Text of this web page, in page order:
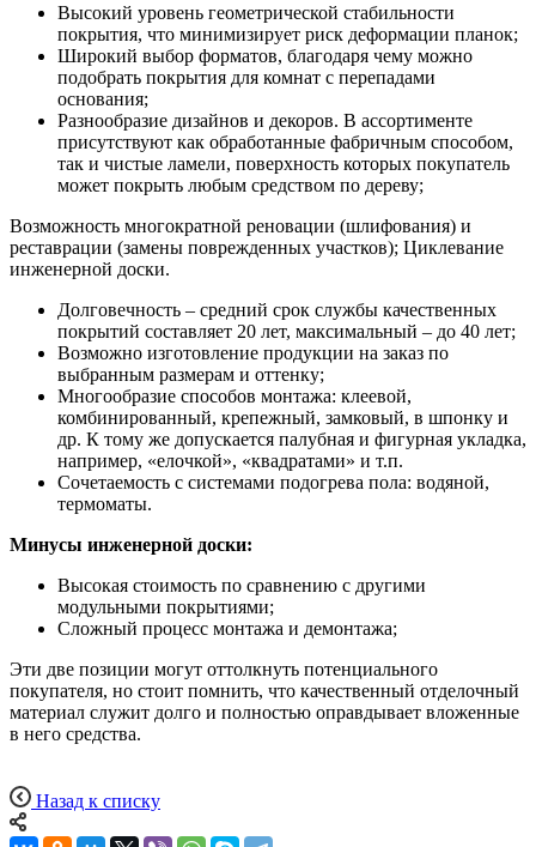
Высокий уровень геометрической стабильности
покрытия, что минимизирует риск деформации планок;
Широкий выбор форматов, благодаря чему можно
подобрать покрытия для комнат с перепадами
основания;
Разнообразие дизайнов и декоров. В ассортименте
присутствуют как обработанные фабричным способом,
так и чистые ламели, поверхность которых покупатель
может покрыть любым средством по дереву;
Возможность многократной реновации (шлифования) и
реставрации (замены поврежденных участков); Циклевание
инженерной доски.
Долговечность – средний срок службы качественных
покрытий составляет 20 лет, максимальный – до 40 лет;
Возможно изготовление продукции на заказ по
выбранным размерам и оттенку;
Многообразие способов монтажа: клеевой,
комбинированный, крепежный, замковый, в шпонку и
др. К тому же допускается палубная и фигурная укладка,
например, «елочкой», «квадратами» и т.п.
Сочетаемость с системами подогрева пола: водяной,
термоматы.
Минусы инженерной доски:
Высокая стоимость по сравнению с другими
модульными покрытиями;
Сложный процесс монтажа и демонтажа;
Эти две позиции могут оттолкнуть потенциального
покупателя, но стоит помнить, что качественный отделочный
материал служит долго и полностью оправдывает вложенные
в него средства.
Назад к списку